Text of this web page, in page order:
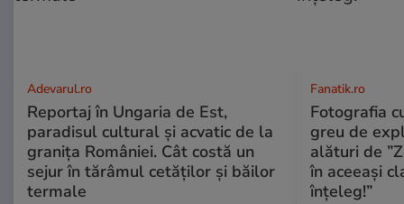
Adevarul.ro
Reportaj în Ungaria de Est,
paradisul cultural și acvatic de la
granița României. Cât costă un
sejur în tărâmul cetăților și băilor
termale
Fanatik.ro
Fotografia
greu de
alături de
în aceeași
înțeleg!”